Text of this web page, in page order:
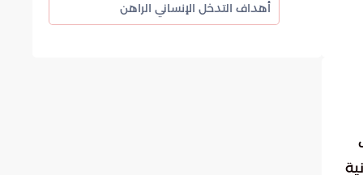
أهداف التدخل الإنساني الراهن